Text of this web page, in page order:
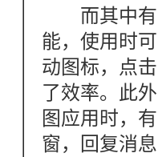
而其中有
能，使用时
动图标，点
了效率。此
图应用时，
窗，回复消